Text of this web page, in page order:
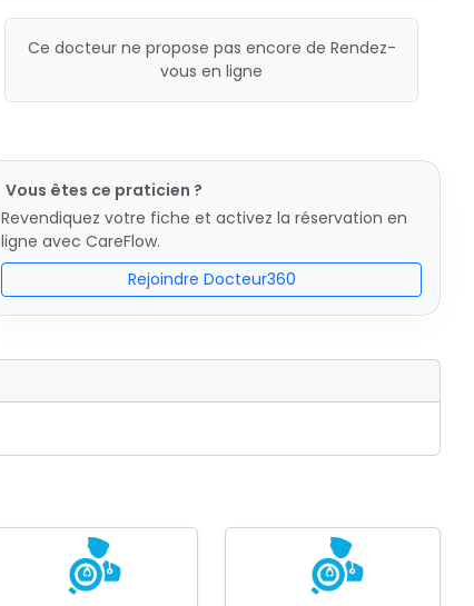
Ce docteur ne propose pas encore de Rendez-
vous en ligne
Vous êtes ce praticien ?
Revendiquez votre fiche et activez la réservation en
ligne avec CareFlow.
Rejoindre Docteur360